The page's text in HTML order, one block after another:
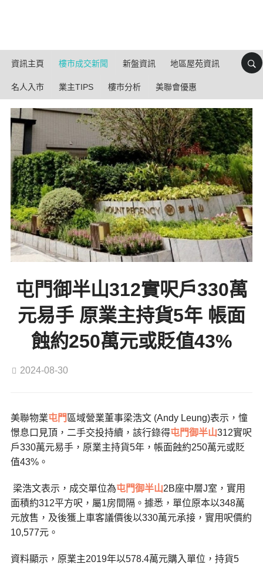
資訊主頁 樓市成交新聞 新盤資訊 地區屋苑資訊
名人入市 業主TIPS 樓市分析 美聯會優惠
屯門御半山312實呎戶330萬
元易手 原業主持貨5年 帳面
蝕約250萬元或貶值43%
2024-08-30
美聯物業屯門區域營業董事梁浩文 (Andy Leung)表示，憧
憬息口見頂，二手交投持續，該行錄得屯門御半山312實呎
戶330萬元易手，原業主持貨5年，帳面蝕約250萬元或貶
值43%。
梁浩文表示，成交單位為屯門御半山2B座中層J室，實用
面積約312平方呎，屬1房間隔。據悉，單位原本以348萬
元放售，及後獲上車客議價後以330萬元承接，實用呎價約
10,577元。
資料顯示，原業主2019年以578.4萬元購入單位，持貨5